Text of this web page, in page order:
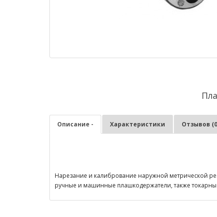
Описание - Характеристики Отзывов
Нарезание и калибрование наружной метрической
ручные и машинные плашкодержатели, также